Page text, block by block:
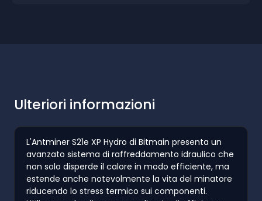
Ulteriori informazioni
L'Antminer S21e XP Hydro di Bitmain presenta un
avanzato sistema di raffreddamento idraulico che
non solo disperde il calore in modo efficiente, ma
estende anche notevolmente la vita del minatore
riducendo lo stress termico sui componenti.